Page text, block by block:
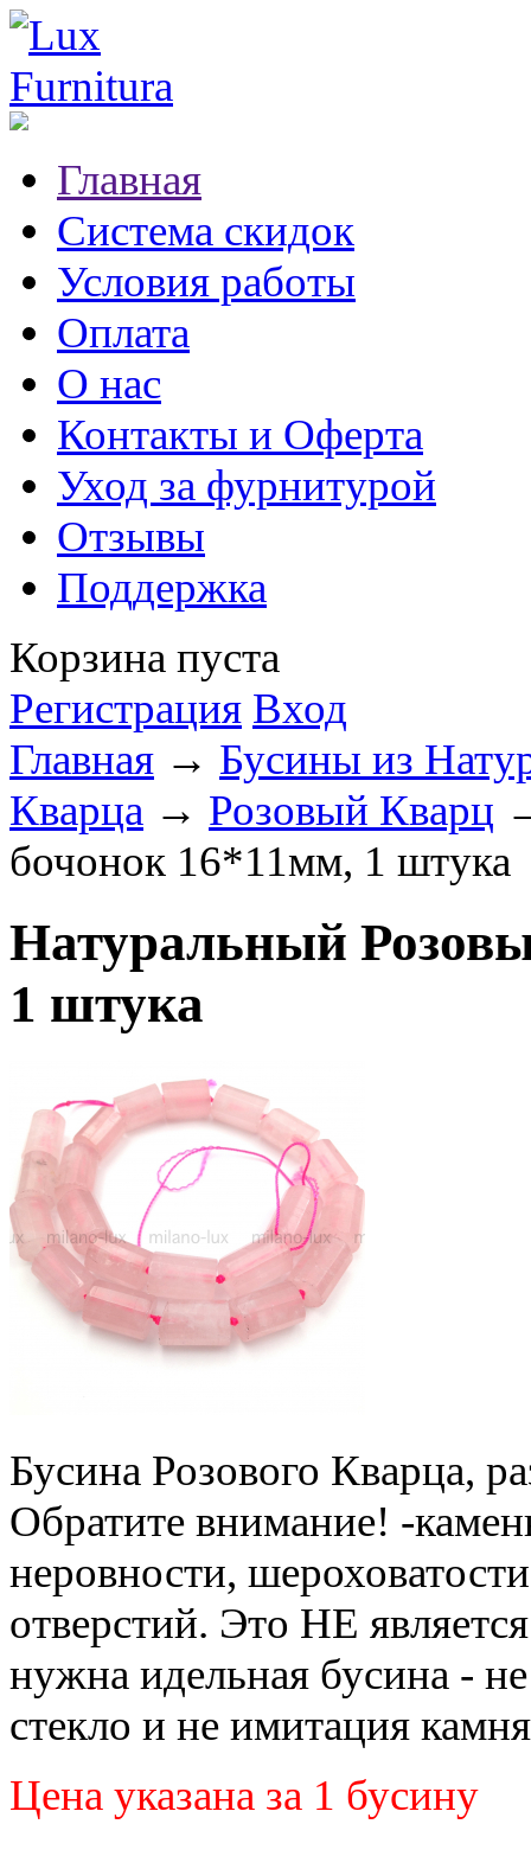
Главная
Система скидок
Условия работы
Оплата
О нас
Контакты и Оферта
Уход за фурнитурой
Отзывы
Поддержка
Корзина пуста
Регистрация Вход
Главная → Бусины из
Кварца → Розовый Кварц
бочонок 16*11мм, 1 штука
Натуральный
1 штука
Бусина Розового Кварца,
Обратите внимание! -
неровности,
отверстий. Это НЕ
нужна идельная бусина -
стекло и не имитация
Цена указана за 1 бусину